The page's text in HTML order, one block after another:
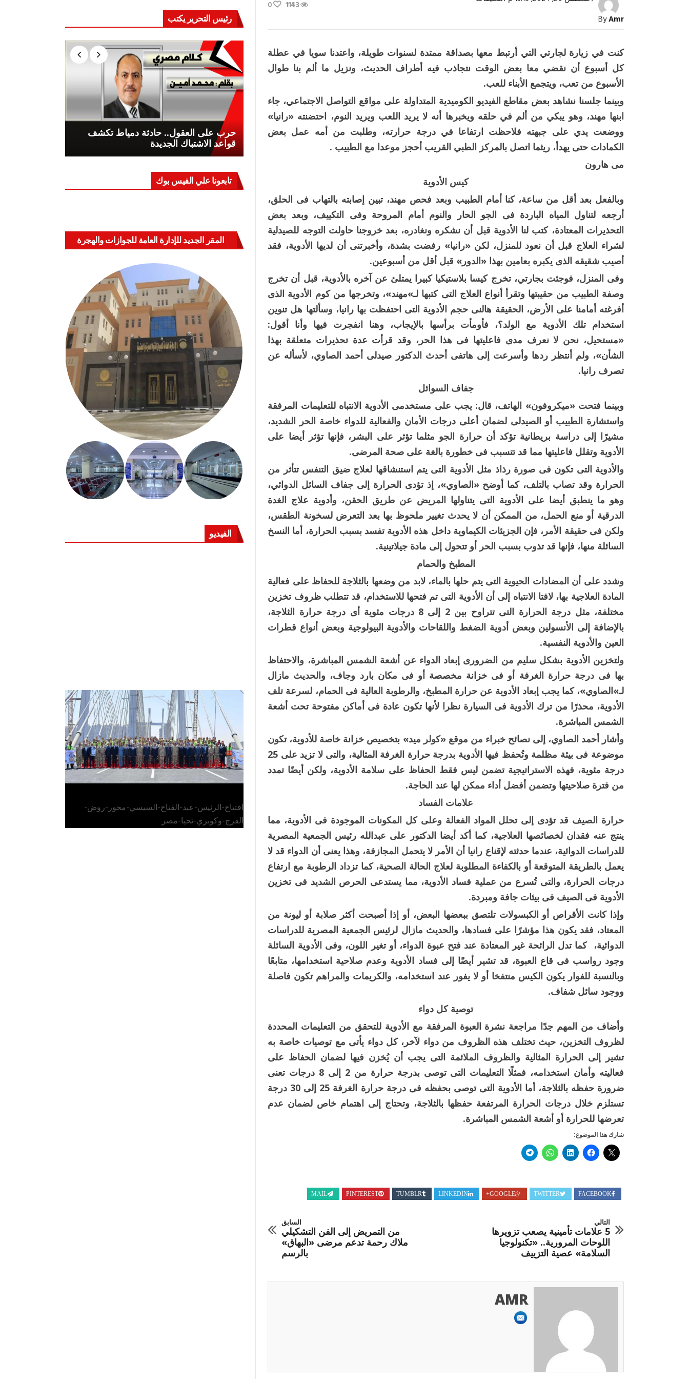
ByAmr
كالبشر..
والحمام
ليسا
مكانا
لتخزين
1143
0
كنت في زيارة لجارتي التي أرتبط معها بصداقة ممتدة لسنوات طويلة، واعتدنا سويا في عطلة
كل أسبوع أن نقضي معا بعض الوقت نتجاذب فيه أطراف الحديث، ونزيل ما ألم بنا طوال
الأسبوع من تعب، ويتجمع الأبناء للعب.
وبينما جلسنا نشاهد بعض مقاطع الفيديو الكوميدية المتداولة على مواقع التواصل الاجتماعي، جاء
ابنها مهند، وهو يبكي من ألم في حلقه ويخبرها أنه لا يريد اللعب ويريد النوم، احتضنته «رانيا»
ووضعت يدي على جبهته فلاحظت ارتفاعا في درجة حرارته، وطلبت من أمه عمل بعض
الكمادات حتى يهدأ، ريثما اتصل بالمركز الطبي القريب أحجز موعدا مع الطبيب .
مى هارون
كيس الأدوية
وبالفعل بعد أقل من ساعة، كنا أمام الطبيب وبعد فحص مهند، تبين إصابته بالتهاب فى الحلق،
أرجعه لتناول المياه الباردة فى الجو الحار والنوم أمام المروحة وفى التكييف، وبعد بعض
التحذيرات المعتادة، كتب لنا الأدوية قبل أن نشكره ونغادره، بعد خروجنا حاولت التوجه للصيدلية
لشراء العلاج قبل أن نعود للمنزل، لكن «رانيا» رفضت بشدة، وأخبرتنى أن لديها الأدوية، فقد
أصيب شقيقه الذى يكبره بعامين بهذا «الدور» قبل أقل من أسبوعين.
وفى المنزل، فوجئت بجارتي، تخرج كيسا بلاستيكيا كبيرا يمتلئ عن آخره بالأدوية، قبل أن تخرج
وصفة الطبيب من حقيبتها وتقرأ أنواع العلاج التى كتبها لـ»مهند»، وتخرجها من كوم الأدوية الذى
أفرغته أمامنا على الأرض، الحقيقة هالنى حجم الأدوية التى احتفظت بها رانيا، وسألتها هل تنوين
استخدام تلك الأدوية مع الولد؟، فأومأت برأسها بالإيجاب، وهنا انفجرت فيها وأنا أقول:
«مستحيل، نحن لا نعرف مدى فاعليتها فى هذا الحر، وقد قرأت عدة تحذيرات متعلقة بهذا
الشأن»، ولم أنتظر ردها وأسرعت إلى هاتفى أحدث الدكتور صيدلى أحمد الصاوي، لأسأله عن
تصرف رانيا.
جفاف السوائل
وبينما فتحت «ميكروفون» الهاتف، قال: يجب على مستخدمى الأدوية الانتباه للتعليمات المرفقة
واستشارة الطبيب أو الصيدلى لضمان أعلى درجات الأمان والفعالية للدواء خاصة الحر الشديد،
مشيرًا إلى دراسة بريطانية تؤكد أن حرارة الجو مثلما تؤثر على البشر، فإنها تؤثر أيضا على
الأدوية وتقلل فاعليتها مما قد تتسبب فى خطورة بالغة على صحة المرضى.
والأدوية التى تكون فى صورة رذاذ مثل الأدوية التى يتم استنشاقها لعلاج ضيق التنفس تتأثر من
الحرارة وقد تصاب بالتلف، كما أوضح «الصاوي»، إذ تؤدى الحرارة إلى جفاف السائل الدوائي،
وهو ما ينطبق أيضا على الأدوية التى يتناولها المريض عن طريق الحقن، وأدوية علاج الغدة
الدرقية أو منع الحمل، من الممكن أن لا يحدث تغيير ملحوظ بها بعد التعرض لسخونة الطقس،
ولكن فى حقيقة الأمر، فإن الجزيئات الكيماوية داخل هذه الأدوية تفسد بسبب الحرارة، أما النسخ
السائلة منها، فإنها قد تذوب بسبب الحر أو تتحول إلى مادة جيلاتينية.
المطبخ والحمام
وشدد على أن المضادات الحيوية التى يتم حلها بالماء، لابد من وضعها بالثلاجة للحفاظ على فعالية
المادة العلاجية بها، لافتا الانتباه إلى أن الأدوية التى تم فتحها للاستخدام، قد تتطلب ظروف تخزين
مختلفة، مثل درجة الحرارة التى تتراوح بين 2 إلى 8 درجات مئوية أى درجة حرارة الثلاجة،
بالإضافة إلى الأنسولين وبعض أدوية الضغط واللقاحات والأدوية البيولوجية وبعض أنواع قطرات
العين والأدوية النفسية.
ولتخزين الأدوية بشكل سليم من الضرورى إبعاد الدواء عن أشعة الشمس المباشرة، والاحتفاظ
بها فى درجة حرارة الغرفة أو فى خزانة مخصصة أو فى مكان بارد وجاف، والحديث مازال
لـ»الصاوي»، كما يجب إبعاد الأدوية عن حرارة المطبخ، والرطوبة العالية فى الحمام، لسرعة تلف
الأدوية، محذرًا من ترك الأدوية فى السيارة نظرا لأنها تكون عادة فى أماكن مفتوحة تحت أشعة
الشمس المباشرة.
وأشار أحمد الصاوي، إلى نصائح خبراء من موقع «كولر ميد» بتخصيص خزانة خاصة للأدوية، تكون
موضوعة فى بيئة مظلمة وتُحفظ فيها الأدوية بدرجة حرارة الغرفة المثالية، والتى لا تزيد على 25
درجة مئوية، فهذه الاستراتيجية تضمن ليس فقط الحفاظ على سلامة الأدوية، ولكن أيضًا تمدد
من فترة صلاحيتها وتضمن أفضل أداء ممكن لها عند الحاجة.
علامات الفساد
حرارة الصيف قد تؤدى إلى تحلل المواد الفعالة وعلى كل المكونات الموجودة فى الأدوية، مما
ينتج عنه فقدان لخصائصها العلاجية، كما أكد أيضا الدكتور على عبدالله رئيس الجمعية المصرية
للدراسات الدوائية، عندما حدثته لإقناع رانيا أن الأمر لا يتحمل المجازفة، وهذا يعنى أن الدواء قد لا
يعمل بالطريقة المتوقعة أو بالكفاءة المطلوبة لعلاج الحالة الصحية، كما تزداد الرطوبة مع ارتفاع
درجات الحرارة، والتى تُسرع من عملية فساد الأدوية، مما يستدعى الحرص الشديد فى تخزين
الأدوية فى الصيف فى بيئات جافة ومبردة.
وإذا كانت الأقراص أو الكبسولات تلتصق ببعضها البعض، أو إذا أصبحت أكثر صلابة أو ليونة من
المعتاد، فقد يكون هذا مؤشرًا على فسادها، والحديث مازال لرئيس الجمعية المصرية للدراسات
الدوائية، كما تدل الرائحة غير المعتادة عند فتح عبوة الدواء، أو تغير اللون، وفى الأدوية السائلة
وجود رواسب فى قاع العبوة، قد تشير أيضًا إلى فساد الأدوية وعدم صلاحية استخدامها، متابعًا
وبالنسبة للفوار يكون الكيس منتفخا أو لا يفور عند استخدامه، والكريمات والمراهم تكون فاصلة
ووجود سائل شفاف.
توصية كل دواء
وأضاف من المهم جدًا مراجعة نشرة العبوة المرفقة مع الأدوية للتحقق من التعليمات المحددة
لظروف التخزين، حيث تختلف هذه الظروف من دواء لآخر، كل دواء يأتى مع توصيات خاصة به
تشير إلى الحرارة المثالية والظروف الملائمة التى يجب أن يُخزن فيها لضمان الحفاظ على
فعاليته وأمان استخدامه، فمثلًا التعليمات التى توصى بدرجة حرارة من 2 إلى 8 درجات تعنى
ضرورة حفظه بالثلاجة، أما الأدوية التى توصى بحفظه فى درجة حرارة الغرفة 25 إلى 30 درجة
تستلزم خلال درجات الحرارة المرتفعة حفظها بالثلاجة، وتحتاج إلى اهتمام خاص لضمان عدم
تعرضها للحرارة أو أشعة الشمس المباشرة.
شارك هذا الموضوع:
FACEBOOK
TWITTER
GOOGLE+
LINKEDIN
TUMBLR
PINTEREST
MAIL
السابق
من التمريض إلى الفن التشكيلي
ملاك رحمة تدعم مرضى «البهاق»
بالرسم
التالي
5 علامات تأمينية يصعب تزويرها
اللوحات المرورية.. «تكنولوجيا
السلامة» عصية التزييف
AMR
رئيس التحرير يكتب
حرب على العقول.. حادثة دمياط تكشف
قواعد الاشتباك الجديدة
كيف تحمي مصر ثرواتها في الجنوب؟
معركة لا تُرى.. وحراس لا ينامون
جهاز مستقبل مصر نموذجا.. لماذا تُنشئ
الدول كيانات تنموية عملاقة؟
تابعونا علي الفيس بوك
المقر الجديد للإدارة العامة للجوازات والهجرة
الفيديو
الرئيس عبد الفتاح السيسي يفتتح محور روض
الفرج وكوبري تحيا مصر
افتتاح-الرئيس-عبد-الفتاح-السيسي-محور-روض-
الفرج-وكوبري-تحيا-مصر